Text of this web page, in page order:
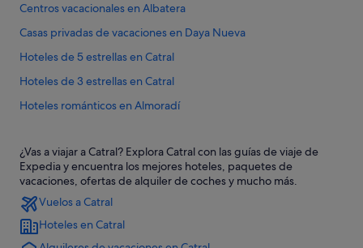
Centros vacacionales en Albatera
Casas privadas de vacaciones en Daya Nueva
Hoteles de 5 estrellas en Catral
Hoteles de 3 estrellas en Catral
Hoteles románticos en Almoradí
Dolores hoteles
Villas en Almoradí
Catral hoteles
Hoteles con restaurante en Almoradí
¿Vas a viajar a Catral? Explora Catral con las guías de viaje de
Expedia y encuentra los mejores hoteles, paquetes de
vacaciones, ofertas de alquiler de coches y mucho más.
Vuelos a Catral
Hoteles en Catral